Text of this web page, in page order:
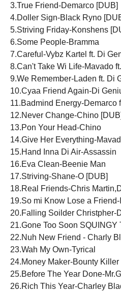
3.True Friend-Demarco [DUB]
4.Doller Sign-Black Ryno
5.Striving Friday-Konshens
6.Some People-Bramma
7.Careful-Vybz Kartel ft. Di
8.Can't Take Wi Life-Mavado
9.We Remember-Laden ft. Di
10.Cyaa Friend Again-Di
11.Badmind Energy-Demarco
12.Never Change-Chino [DUB]
13.Pon Your Head-Chino
14.Give Her Everything-
15.Hand Inna Di Air-Assassin
16.Eva Clean-Beenie Man
17.Striving-Shane-O [DUB]
18.Real Friends-Chris
19.So mi Know Lose a
20.Falling Soilder Christpher-
21.Gone Too Soon
22.Nuh New Friend - Charly
23.Wah My Own-Tyrical
24.Money Maker-Bounty Killer
25.Before The Year Done-Mr.G
26.Rich This Year-Charley